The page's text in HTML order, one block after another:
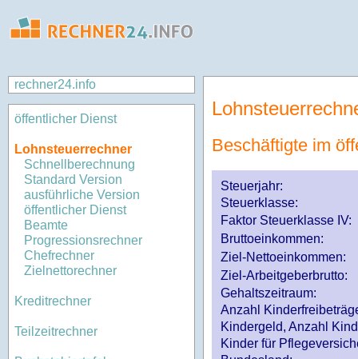
rechner24.info
öffentlicher Dienst
Lohnsteuerrechner
Schnellberechnung
Standard Version
ausführliche Version
öffentlicher Dienst
Beamte
Progressionsrechner
Chefrechner
Zielnettorechner
Kreditrechner
Teilzeitrechner
Beschäftigte im
Steuerjahr:
Steuerklasse:
Faktor Steuerklasse IV:
Bruttoeinkommen:
Ziel-Nettoeinkommen:
Ziel-Arbeitgeberbrutto:
Gehaltszeitraum:
Anzahl
Kindergeld, Anzahl
Kinder für